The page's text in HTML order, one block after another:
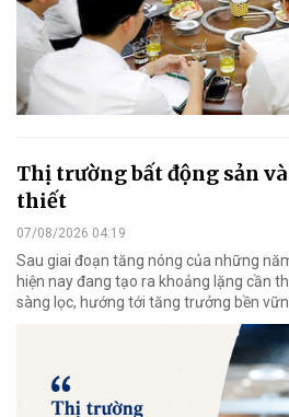
Thị trường bất động sản
thiết
07/08/2026 04:19
Sau giai đoạn tăng nóng của những
hiện nay đang tạo ra khoảng lặng cần
sàng lọc, hướng tới tăng trưởng bền